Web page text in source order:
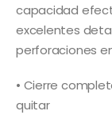
capacidad
excelentes
perforaciones
• Cierre
quitar